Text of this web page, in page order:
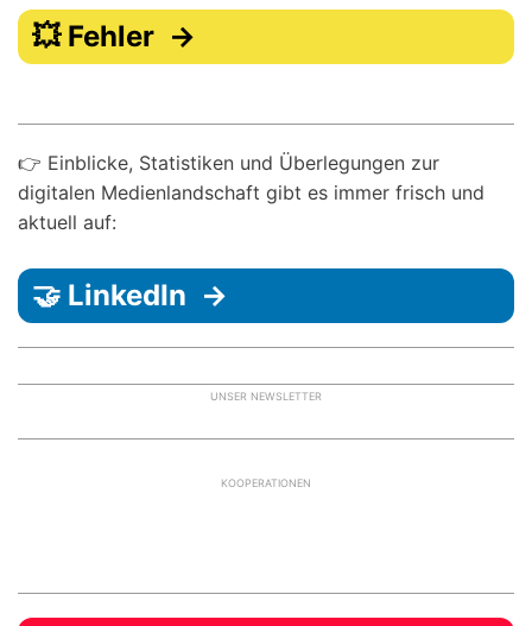
💥 Fehler →
👉 Einblicke, Statistiken und Überlegungen zur
digitalen Medienlandschaft gibt es immer frisch und
aktuell auf:
🤝 LinkedIn →
UNSER NEWSLETTER
KOOPERATIONEN